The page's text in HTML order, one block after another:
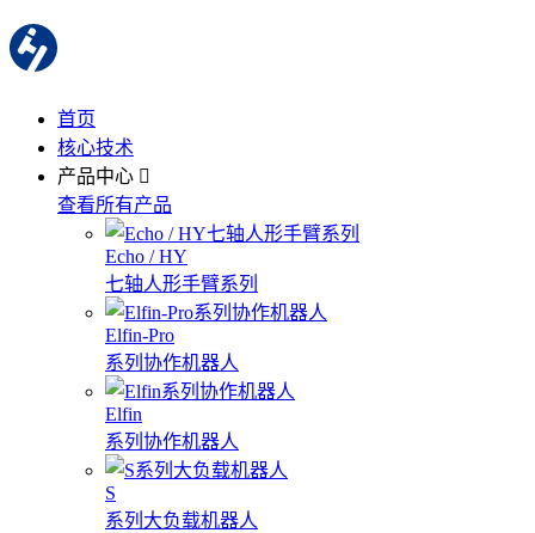
首页
核心技术
产品中心
查看所有产品
Echo / HY
七轴人形手臂系列
Elfin-Pro
系列协作机器人
Elfin
系列协作机器人
S
系列大负载机器人